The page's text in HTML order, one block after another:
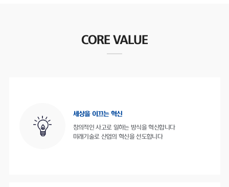
CORE VALUE
세상을 이끄는 혁신
창의적인 사고로 일하는 방식을 혁신합니다
미래기술로 산업의 혁신을 선도합니다